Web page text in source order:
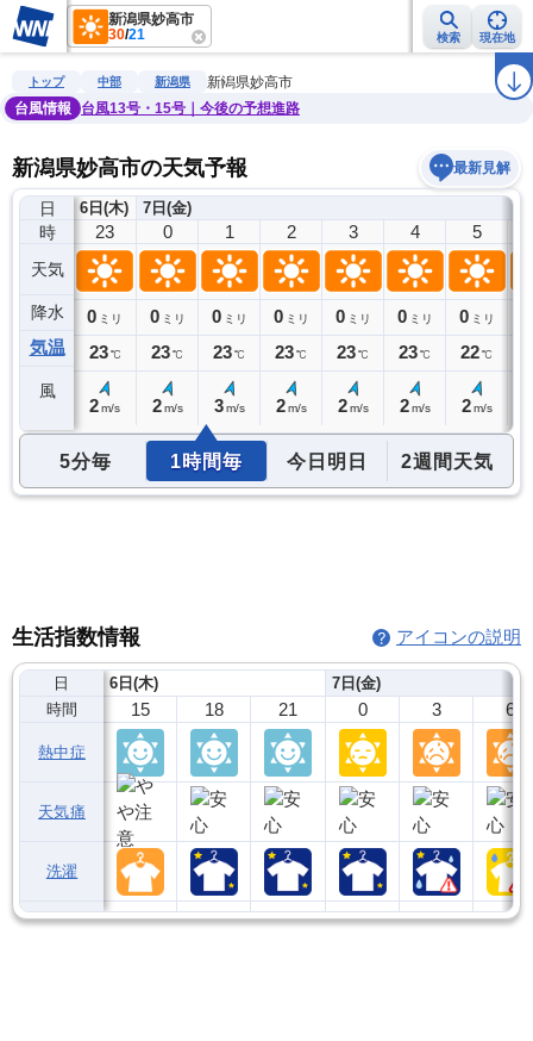
新潟県妙高市
30/21 検索 現在地
雨雲レーダー 台風情報 地震情報 ラ
トップ 中部 新潟県
新潟県妙高市
台風情報
台風13号・15号｜今後の予想進路
新潟県妙高市の天気予報 最新見解
日
時
天気
降水
気温
風
6日(木)
22
0ミリ
22℃
23
0 ミリ
23 ℃
2m/s
7日(金)
0
0 ミリ
23℃
2 m/s
1
0 ミリ
23℃
3 m/s
2
0 ミリ
23℃
2 m/s
3
0 ミリ
23℃
2 m/s
4
0 ミリ
23℃
2 m/s
5
0 ミリ
22℃
2 m/s
5分毎 1時間毎 今日明日 2週間天気
生活指数情報 アイコンの説明
日
時間
熱中症
天気痛
洗濯
6日(木)
15 18 21
7日(金)
0 3 6